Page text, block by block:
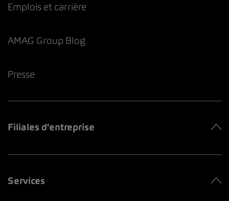
Emplois et carrière
AMAG Group Blog
Presse
Filiales d'entreprise
Services